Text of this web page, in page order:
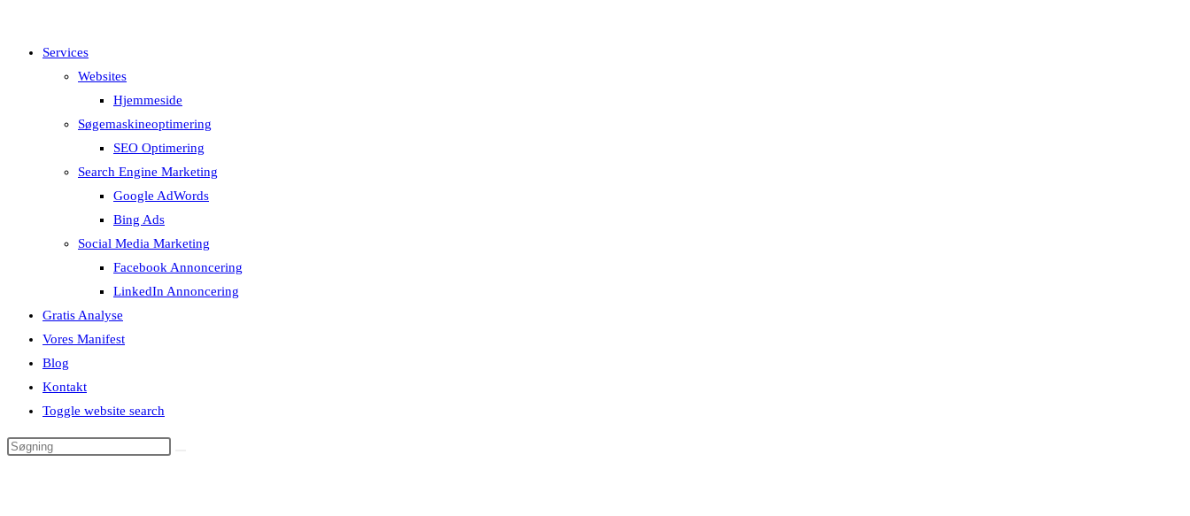
Services
Websites
Hjemmeside
Søgemaskineoptimering
SEO Optimering
Search Engine Marketing
Google AdWords
Bing Ads
Social Media Marketing
Facebook Annoncering
LinkedIn Annoncering
Gratis Analyse
Vores Manifest
Blog
Kontakt
Toggle website search